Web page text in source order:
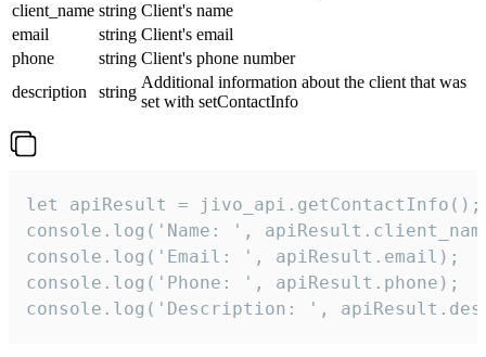
client_name string Client's name
email
string Client's email
phone
string Client's phone number
description
string
Additional information about the client that was
set with setContactInfo
let apiResult = jivo_api.getContactInfo();
console.log('Name: ',
console.log('Email: ', apiResult.email);
console.log('Phone: ', apiResult.phone);
console.log('Description: ',